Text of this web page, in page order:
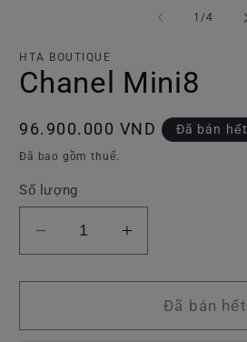
hộp
tương
tác
1/trong
4
HTA BOUTIQUE
Chanel Mini8
Giá
thông
96.900.000 VND Đã bán hết
Đã bao gồm thuế.
Số lượng
Giảm
số
lượng
Chanel
Tăng
số
lượng
Chanel
Đã bán hết